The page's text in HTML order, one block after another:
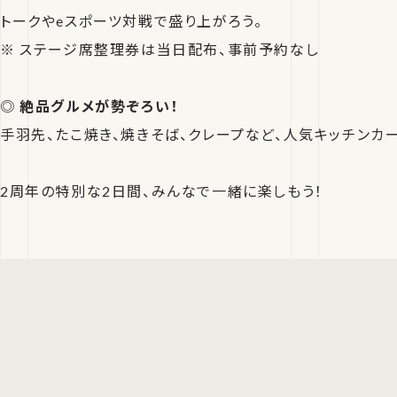
トークやeスポーツ対戦で盛り上がろう。
※ ステージ席整理券は当日配布、事前予約なし
◎絶品グルメが勢ぞろい！
手羽先、たこ焼き、焼きそば、クレープなど、人気キッチンカ
2周年の特別な2日間、みんなで一緒に楽しもう！